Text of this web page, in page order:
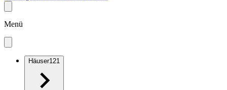
Menü
Häuser121